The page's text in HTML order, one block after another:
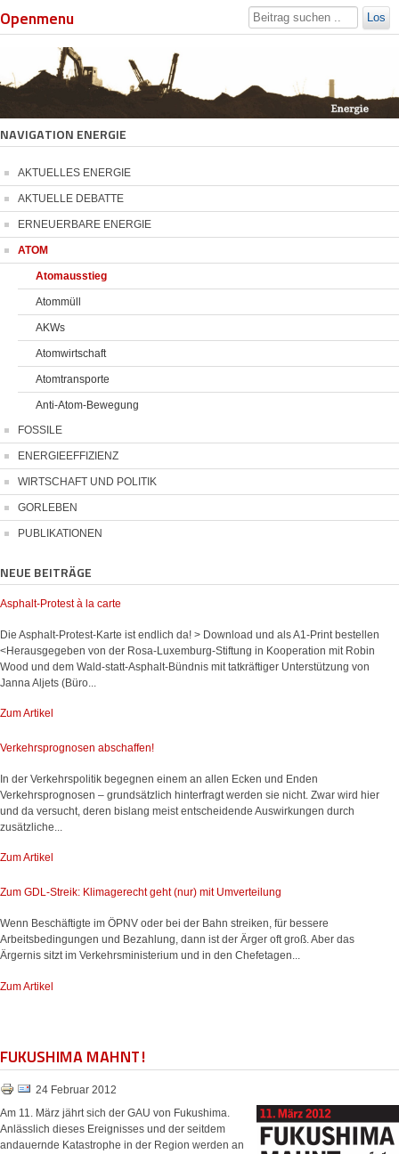
Openmenu Los
NAVIGATION ENERGIE
AKTUELLES ENERGIE
AKTUELLE DEBATTE
ERNEUERBARE ENERGIE
ATOM
Atomausstieg
Atommüll
AKWs
Atomwirtschaft
Atomtransporte
Anti-Atom-Bewegung
FOSSILE
ENERGIEEFFIZIENZ
WIRTSCHAFT UND POLITIK
GORLEBEN
PUBLIKATIONEN
NEUE BEITRÄGE
Asphalt-Protest à la carte
Die Asphalt-Protest-Karte ist endlich da! > Download und als A1-Print bestellen
<Herausgegeben von der Rosa-Luxemburg-Stiftung in Kooperation mit Robin
Wood und dem Wald-statt-Asphalt-Bündnis mit tatkräftiger Unterstützung von
Janna Aljets (Büro...
Zum Artikel
Verkehrsprognosen abschaffen!
In der Verkehrspolitik begegnen einem an allen Ecken und Enden
Verkehrsprognosen – grundsätzlich hinterfragt werden sie nicht. Zwar wird hier
und da versucht, deren bislang meist entscheidende Auswirkungen durch
zusätzliche...
Zum Artikel
Zum GDL-Streik: Klimagerecht geht (nur) mit Umverteilung
Wenn Beschäftigte im ÖPNV oder bei der Bahn streiken, für bessere
Arbeitsbedingungen und Bezahlung, dann ist der Ärger oft groß. Aber das
Ärgernis sitzt im Verkehrsministerium und in den Chefetagen...
Zum Artikel
FUKUSHIMA MAHNT!
24 Februar 2012
Am 11. März jährt sich der GAU von Fukushima.
Anlässlich dieses Ereignisses und der seitdem
andauernde Katastrophe in der Region werden an